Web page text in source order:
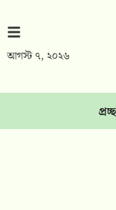
আগস্ট ৭, ২০২৬